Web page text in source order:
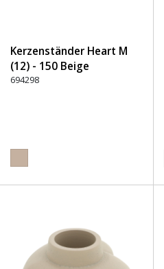
Kerzenständer Heart M
(12) - 150 Beige
694298